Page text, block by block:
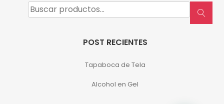
Buscar
por:
POST RECIENTES
Tapaboca de Tela
Alcohol en Gel